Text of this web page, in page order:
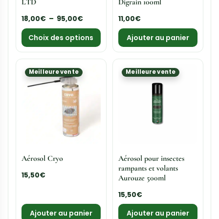
Aérosol Detmol Flex
750ml
55,00€
Ajouter au panier
Aérosol Choc instantané
Aurouze 400ml
Ajouter au panier
Meilleure vente